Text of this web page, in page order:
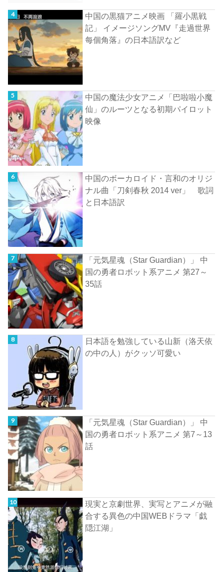
中国の黒猫アニメ映画 「羅小黒戦
記」 イメージソングMV『走過世界
每個角落』の日本語訳など
中国の魔法少女アニメ「巴啦啦小魔
仙」のルーツとなる初期パイロット
映像
中国のボーカロイド・言和のオリジ
ナル曲「刀剣春秋 2014 ver」 歌詞
と日本語訳
「元気星魂（Star Guardian）」 中
国の勇者ロボット系アニメ 第27～
35話
日本語を勉強している山新（洛天依
の中の人）がクッソ可愛い
「元気星魂（Star Guardian）」 中
国の勇者ロボット系アニメ 第7～13
話
現実と京劇世界、実写とアニメが融
合する異色の中国WEBドラマ「戯
隠江湖」